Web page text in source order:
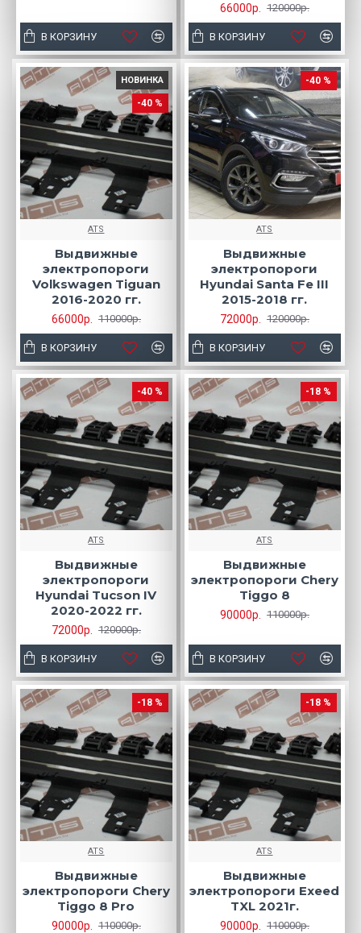
В КОРЗИНУ
66000р. 120000р.
В КОРЗИНУ
НОВИНКА
-40 %
ATS
Выдвижные
электропороги
Volkswagen Tiguan
2016-2020 гг.
66000р. 110000р.
В КОРЗИНУ
-40 %
ATS
Выдвижные
электропороги
Hyundai Santa Fe III
2015-2018 гг.
72000р. 120000р.
В КОРЗИНУ
-40 %
ATS
Выдвижные
электропороги
Hyundai Tucson IV
2020-2022 гг.
72000р. 120000р.
В КОРЗИНУ
-18 %
ATS
Выдвижные
электропороги Chery
Tiggo 8
90000р. 110000р.
В КОРЗИНУ
-18 %
ATS
Выдвижные
электропороги Chery
Tiggo 8 Pro
90000р. 110000р.
-18 %
ATS
Выдвижные
электропороги Exeed
TXL 2021г.
90000р. 110000р.